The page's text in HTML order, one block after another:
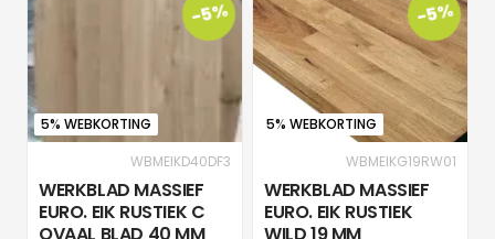
-5%
5% WEBKORTING
WBMEIKD40DF3
WERKBLAD MASSIEF
EURO. EIK RUSTIEK C
OVAAL BLAD 40 MM
-5%
5% WEBKORTING
WBMEIKG19RW01
WERKBLAD MASSIEF
EURO. EIK RUSTIEK
WILD 19 MM